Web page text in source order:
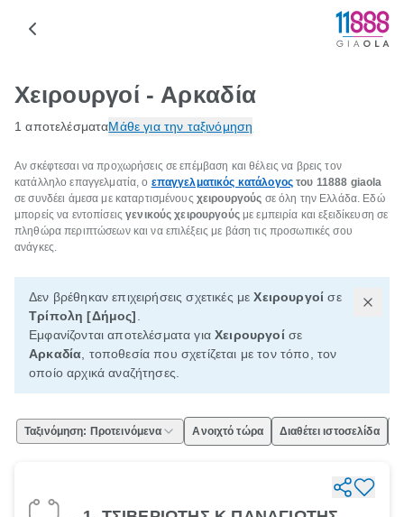
Χειρουργοί - Αρκαδία
1 αποτελέσματαΜάθε για την ταξινόμηση
Αν σκέφτεσαι να προχωρήσεις σε επέμβαση και θέλεις να βρεις τον
κατάλληλο επαγγελματία, ο επαγγελματικός κατάλογος του 11888 giaola
σε συνδέει άμεσα με καταρτισμένους χειρουργούς σε όλη την Ελλάδα. Εδώ
μπορείς να εντοπίσειςγενικούς χειρουργούςμε εμπειρία και εξειδίκευση σε
πληθώρα περιπτώσεων και να επιλέξεις με βάση τις προσωπικές σου
ανάγκες.
Δεν βρέθηκαν επιχειρήσεις σχετικές μεΧειρουργοί σε
Τρίπολη [Δήμος]
Εμφανίζονται αποτελέσματα γιαΧειρουργοίσε
Αρκαδία , τοποθεσία που σχετίζεται με τον τόπο, τον
οποίο αρχικά αναζήτησες.
Ταξινόμηση: Προτεινόμενα Ανοιχτό τώρα Διαθέτει ιστοσελίδα